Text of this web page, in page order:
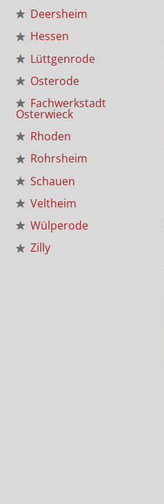
Deersheim
Hessen
Lüttgenrode
Osterode
Fachwerkstadt
Osterwieck
Rhoden
Rohrsheim
Schauen
Veltheim
Wülperode
Zilly